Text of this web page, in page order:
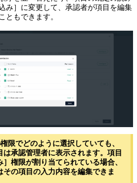
み］に変更して、承認者が項目を編集
ともできます。
限でどのように選択していても、
は承認管理者に表示されます。項目
］権限が割り当てられている場合、
その項目の入力内容を編集できま